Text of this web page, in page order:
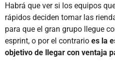
Habrá que ver si los equipos
rápidos deciden tomar las
para que el gran grupo llegue
esprint, o por el contrario es la
objetivo de llegar con ventaja